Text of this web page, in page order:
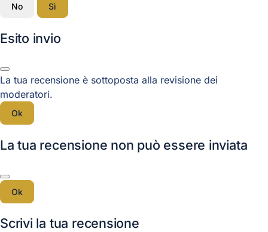
No Sì
Esito invio
La tua recensione è sottoposta alla revisione dei
moderatori.
Ok
La tua recensione non può essere inviata
Ok
Scrivi la tua recensione